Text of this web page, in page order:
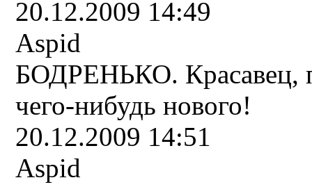
20.12.2009 14:49
Aspid
БОДРЕНЬКО. Красавец,
чего-нибудь нового!
20.12.2009 14:51
Aspid